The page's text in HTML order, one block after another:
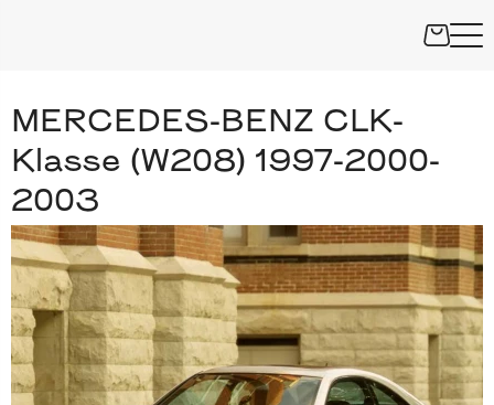
MERCEDES-BENZ CLK-
Klasse (W208) 1997-2000-
2003